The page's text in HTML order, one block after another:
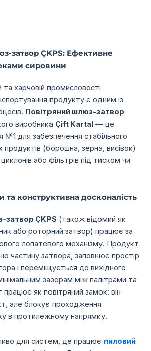
затвор ÇKPS: Ефективне
сировини
харчовій промисловості
продукту є одним із
Повітряний шлюз-затвор
виробника Çift Kartal — це
№1 для забезпечення стабільного
продуктів (борошна, зерна, висівок)
або фільтрів під тиском чи
конструктивна досконалість
затвор ÇKPS (також відомий як
або роторний затвор) працює за
лопатевого механізму. Продукт
частину затвора, заповнює простір
і переміщується до вихідного
зазорам між палітрами та
як повітряний замок: він
але блокує проходження
в протилежному напрямку.
для систем, де працює пиловий